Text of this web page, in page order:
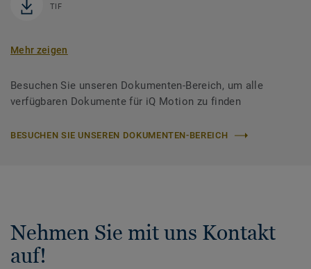
TIF
Mehr zeigen
Besuchen Sie unseren Dokumenten-Bereich, um alle
verfügbaren Dokumente für iQ Motion zu finden
BESUCHEN SIE UNSEREN DOKUMENTEN-BEREICH
Nehmen Sie mit uns Kontakt
auf!